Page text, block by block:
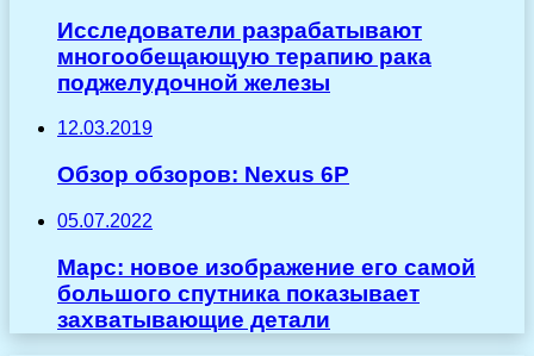
Исследователи разрабатывают
многообещающую терапию рака
поджелудочной железы
12.03.2019
Обзор обзоров: Nexus 6P
05.07.2022
Марс: новое изображение его самой
большого спутника показывает
захватывающие детали